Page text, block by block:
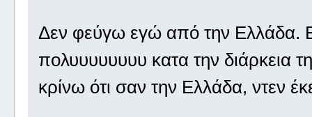
Δεν φεύγω εγώ από την Ελλάδα.
πολυυυυυυυυ κατα την διάρκεια
κρίνω ότι σαν την Ελλάδα, ντεν